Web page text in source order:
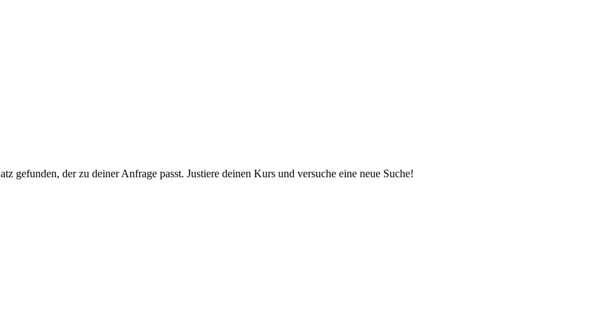
gefunden, der zu deiner Anfrage passt. Justiere deinen Kurs und versuche eine neue Suche!